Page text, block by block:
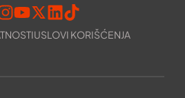
USLOVI KORIŠĆENJA